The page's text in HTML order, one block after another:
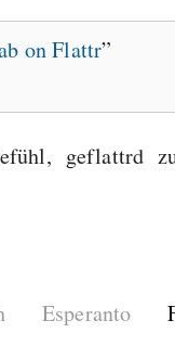
on Flattr
geflattrd
Esperanto